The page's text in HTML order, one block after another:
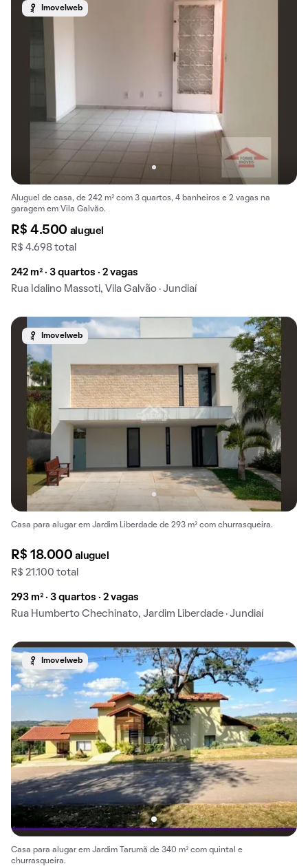
Imovelweb
Aluguel de casa, de 242 m² com 3 quartos, 4 banheiros e 2 vagas na
garagem em Vila Galvão.
R$ 4.500 aluguel
R$ 4.698 total
242 m² · 3 quartos · 2 vagas
Rua Idalino Massoti, Vila Galvão · Jundiaí
Imovelweb
Casa para alugar em Jardim Liberdade de 293 m² com churrasqueira.
R$ 18.000aluguel
R$ 21.100 total
293 m² · 3 quartos · 2 vagas
Rua Humberto Chechinato, Jardim Liberdade · Jundiaí
Imovelweb
Casa para alugar em Jardim Tarumã de 340 m² com quintal e
churrasqueira.